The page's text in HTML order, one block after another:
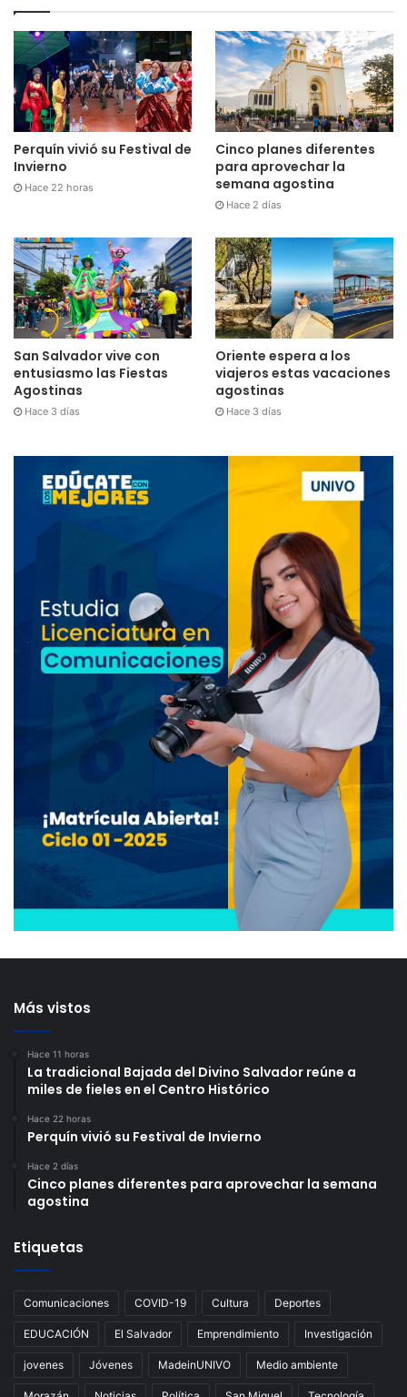
Perquín vivió su Festival de
Invierno
Hace 22 horas
Cinco planes diferentes
para aprovechar la
semana agostina
Hace 2 días
San Salvador vive con
entusiasmo las Fiestas
Agostinas
Hace 3 días
Oriente espera a los
viajeros estas vacaciones
agostinas
Hace 3 días
Más vistos
Hace 11 horas
La tradicional Bajada del Divino Salvador reúne a
miles de fieles en el Centro Histórico
Hace 22 horas
Perquín vivió su Festival de Invierno
Hace 2 días
Cinco planes diferentes para aprovechar la semana
agostina
Etiquetas
Comunicaciones COVID-19 Cultura Deportes
EDUCACIÓN El Salvador Emprendimiento Investigación
jovenes Jóvenes MadeinUNIVO Medio ambiente